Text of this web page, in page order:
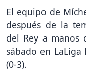
El equipo de
después de la
del Rey a manos
sábado en LaLiga
(0-3).